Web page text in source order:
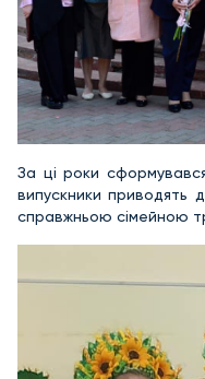
За ці роки
випускники приводять
справжньою сімейною